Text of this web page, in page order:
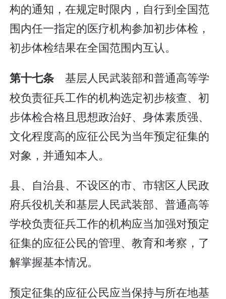
构的通知，在规定时限内，自行到全国范
围内任一指定的医疗机构参加初步体检，
初步体检结果在全国范围内互认。
第十七条 基层人民武装部和普通高等学
校负责征兵工作的机构选定初步核查、初
步体检合格且思想政治好、身体素质强、
文化程度高的应征公民为当年预定征集的
对象，并通知本人。
县、自治县、不设区的市、市辖区人民政
府兵役机关和基层人民武装部、普通高等
学校负责征兵工作的机构应当加强对预定
征集的应征公民的管理、教育和考察，了
解掌握基本情况。
预定征集的应征公民应当保持与所在地基